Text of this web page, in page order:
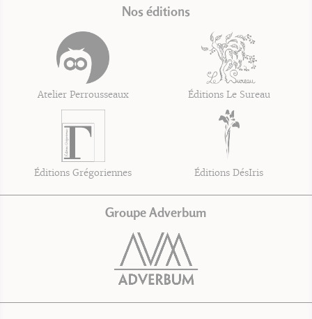
Nos éditions
Atelier Perrousseaux Éditions Le Sureau
Éditions Grégoriennes Éditions DésIris
Groupe Adverbum